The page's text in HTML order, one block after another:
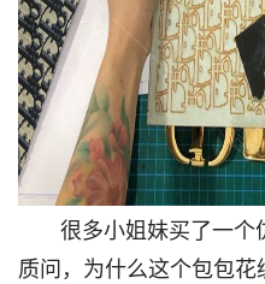
很多小姐妹买了一个
质问，为什么这个包包